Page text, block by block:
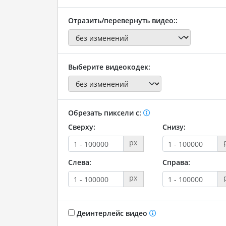
Отразить/перевернуть видео::
Выберите видеокодек:
Обрезать пиксели с:
Сверху:
px
Снизу:
Слева:
px
Справа:
Деинтерлейс видео